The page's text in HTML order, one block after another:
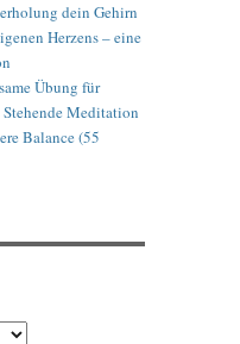
dein Gehirn
Herzens – eine
Übung für
Stehende Meditation
Balance (55